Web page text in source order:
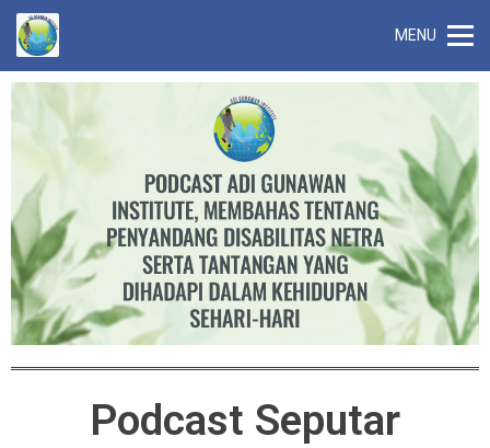
MENU
Podcast Seputar